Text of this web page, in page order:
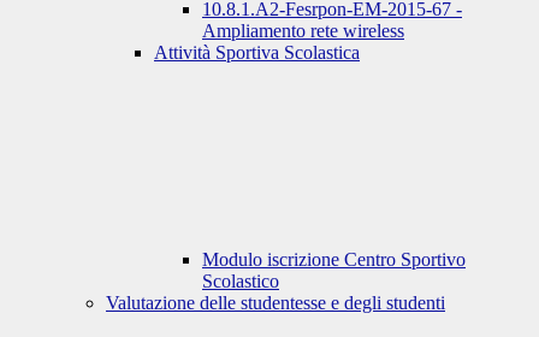
10.8.1.A2-Fesrpon-EM-2015-67 -
Ampliamento rete wireless
Attività Sportiva Scolastica
Modulo iscrizione Centro Sportivo
Scolastico
Valutazione delle studentesse e degli studenti